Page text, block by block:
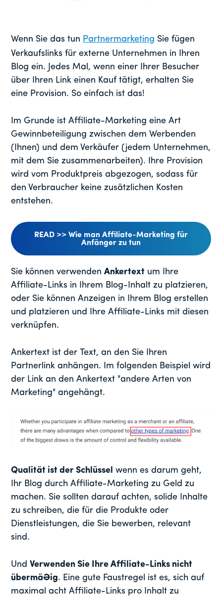
Wenn Sie das tun Partnermarketing Sie fügen
Verkaufslinks für externe Unternehmen in Ihren
Blog ein. Jedes Mal, wenn einer Ihrer Besucher
über Ihren Link einen Kauf tätigt, erhalten Sie
eine Provision. So einfach ist das!
Im Grunde ist Affiliate-Marketing eine Art
Gewinnbeteiligung zwischen dem Werbenden
(Ihnen) und dem Verkäufer (jedem Unternehmen,
mit dem Sie zusammenarbeiten). Ihre Provision
wird vom Produktpreis abgezogen, sodass für
den Verbraucher keine zusätzlichen Kosten
entstehen.
READ >> Wie man Affiliate-Marketing für
Anfänger zu tun
Sie können verwendenAnkertext um Ihre
Affiliate-Links in Ihrem Blog-Inhalt zu platzieren,
oder Sie können Anzeigen in Ihrem Blog erstellen
und platzieren und Ihre Affiliate-Links mit diesen
verknüpfen.
Ankertext ist der Text, an den Sie Ihren
Partnerlink anhängen. Im folgenden Beispiel wird
der Link an den Ankertext "andere Arten von
Marketing" angehängt.
Qualität ist der Schlüssel wenn es darum geht,
Ihr Blog durch Affiliate-Marketing zu Geld zu
machen. Sie sollten darauf achten, solide Inhalte
zu schreiben, die für die Produkte oder
Dienstleistungen, die Sie bewerben, relevant
sind.
Und Verwenden Sie Ihre Affiliate-Links nicht
übermäßig. Eine gute Faustregel ist es, sich auf
maximal acht Affiliate-Links pro Inhalt zu